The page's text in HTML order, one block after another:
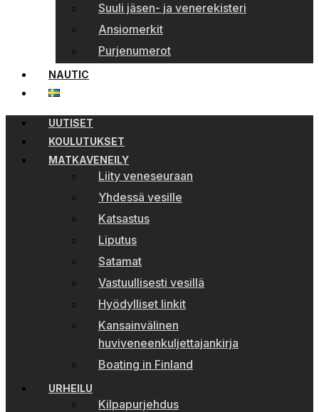
Suuli jäsen- ja venerekisteri
Ansiomerkit
Purjenumerot
NAUTIC
UUTISET
KOULUTUKSET
MATKAVENEILY
Liity veneseuraan
Yhdessä vesille
Katsastus
Liputus
Satamat
Vastuullisesti vesillä
Hyödylliset linkit
Kansainvälinen
huviveneenkuljettajankirja
Boating in Finland
URHEILU
Kilpapurjehdus